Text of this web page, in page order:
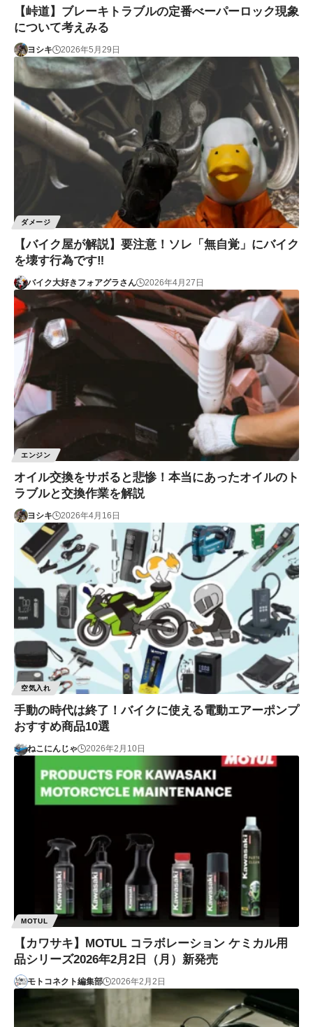
【峠道】ブレーキトラブルの定番べーパーロック現象
について考えみる
ヨシキ 2026年5月29日
ダメージ
【バイク屋が解説】要注意！ソレ「無自覚」にバイク
を壊す行為です‼
バイク大好きフォアグラさん 2026年4月27日
エンジン
オイル交換をサボると悲惨！本当にあったオイルのト
ラブルと交換作業を解説
ヨシキ 2026年4月16日
空気入れ
手動の時代は終了！バイクに使える電動エアーポンプ
おすすめ商品10選
ねこにんじゃ 2026年2月10日
MOTUL
【カワサキ】MOTUL コラボレーション ケミカル用
品シリーズ2026年2月2日（月）新発売
モトコネクト編集部 2026年2月2日